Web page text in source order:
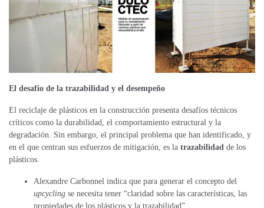
El desafío de la trazabilidad y el desempeño
El reciclaje de plásticos en la construcción presenta desafíos técnicos
críticos como la durabilidad, el comportamiento estructural y la
degradación. Sin embargo, el principal problema que han identificado, y
en el que centran sus esfuerzos de mitigación, es la trazabilidad de los
plásticos.
Alexandre Carbonnel indica que para generar el concepto del
upcycling se necesita tener “claridad sobre las características, las
propiedades de los plásticos y la trazabilidad”.